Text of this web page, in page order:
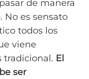
de manera
No es sensato
todos los
viene
tradicional. El
ser